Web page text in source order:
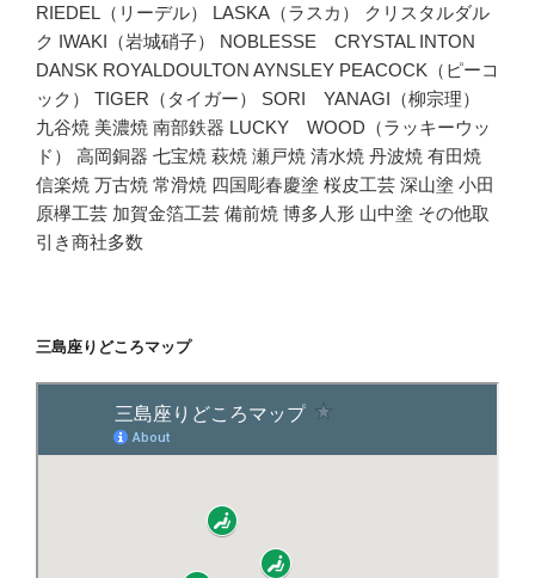
RIEDEL（リーデル） LASKA（ラスカ） クリスタルダル
ク IWAKI（岩城硝子） NOBLESSE CRYSTAL INTON
DANSK ROYALDOULTON AYNSLEY PEACOCK（ピーコ
ック） TIGER（タイガー） SORI YANAGI（柳宗理）
九谷焼 美濃焼 南部鉄器 LUCKY WOOD（ラッキーウッ
ド） 高岡銅器 七宝焼 萩焼 瀬戸焼 清水焼 丹波焼 有田焼
信楽焼 万古焼 常滑焼 四国彫春慶塗 桜皮工芸 深山塗 小田
原欅工芸 加賀金箔工芸 備前焼 博多人形 山中塗 その他取
引き商社多数
三島座りどころマップ